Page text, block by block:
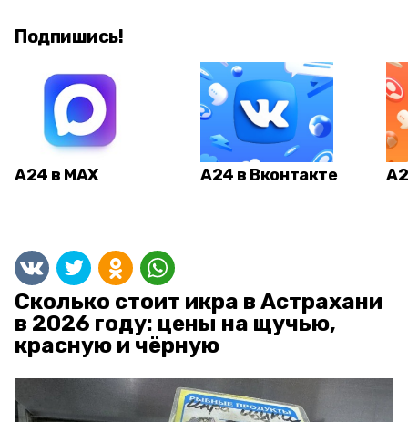
Подпишись!
А24 в MAX А24 в Вконтакте
Сколько стоит икра в Астрахани
в 2026 году: цены на щучью,
красную и чёрную